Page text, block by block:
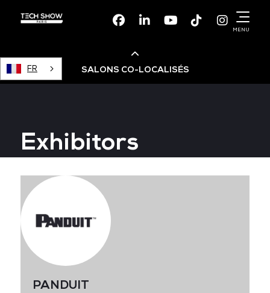
FacebookLinkedinYoutubeTikTok
MENU
FR SALONS CO-LOCALISÉS
Devops Live
Cloud & Cyber Security
Data & AI Leaders Summit
Data Centre World
Exhibitors
PANDUIT